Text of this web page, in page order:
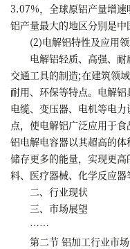
3.07%，全球原铝产量增
铝产量最大的地区分别是中
(2)电解铝特性及应用
电解铝轻质、高强、耐
交通工具的制造;在建筑领
耐用、环保等特点。电解
电缆、变压器、电机等电
点，使电解铝广泛应用于食
铝电解电容器以其超高的
储存更多的能量，实现更
料、医疗器械、化学反应器
二、行业现状
三、市场展望
……
第二节 铝加工行业市场